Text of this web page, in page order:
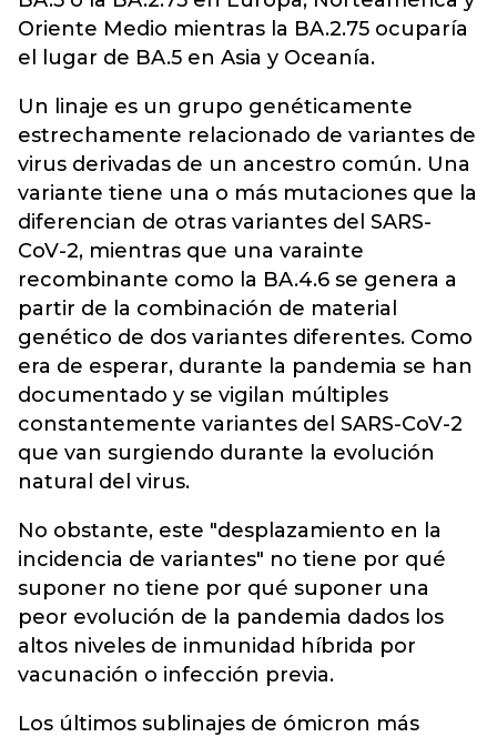
Oriente Medio mientras la BA.2.75 ocuparía
el lugar de BA.5 en Asia y Oceanía.
Un linaje es un grupo genéticamente
estrechamente relacionado de variantes de
virus derivadas de un ancestro común. Una
variante tiene una o más mutaciones que la
diferencian de otras variantes del SARS-
CoV-2, mientras que una varainte
recombinante como la BA.4.6 se genera a
partir de la combinación de material
genético de dos variantes diferentes. Como
era de esperar, durante la pandemia se han
documentado y se vigilan múltiples
constantemente variantes del SARS-CoV-2
que van surgiendo durante la evolución
natural del virus.
No obstante, este "desplazamiento en la
incidencia de variantes" no tiene por qué
suponer no tiene por qué suponer una
peor evolución de la pandemia dados los
altos niveles de inmunidad híbrida por
vacunación o infección previa.
Los últimos sublinajes de ómicron más